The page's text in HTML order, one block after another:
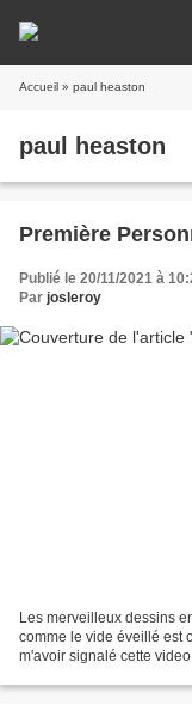
Accueil » paul heaston
paul heaston
Première
Publié le 20/11/2021 à
Par josleroy
Les merveilleux dessins
comme le vide éveillé est
m'avoir signalé cette video